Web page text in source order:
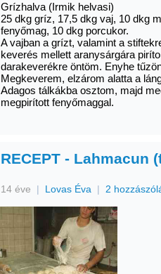
Grízhalva (Irmik helvasi)
25 dkg gríz, 17,5 dkg vaj, 10 dkg
fenyőmag, 10 dkg porcukor.
A vajban a grízt, valamint a
keverés mellett aranysárgára
darakeverékre öntöm. Enyhe
Megkeverem, elzárom alatta a
Adagos tálkákba osztom, majd
megpirított fenyőmaggal.
RECEPT - Lahmacun
14 éve | Lovas Éva | 2